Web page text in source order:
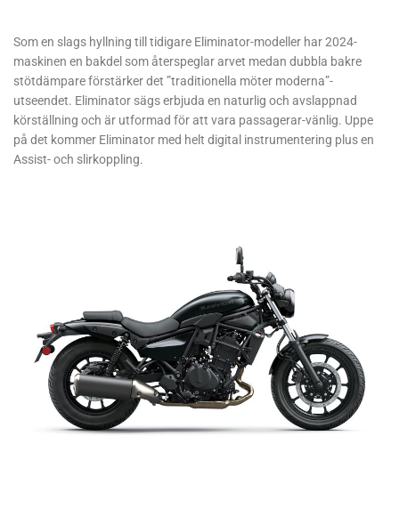
Som en slags hyllning till tidigare Eliminator-modeller har 2024-
maskinen en bakdel som återspeglar arvet medan dubbla bakre
stötdämpare förstärker det ”traditionella möter moderna”-
utseendet. Eliminator sägs erbjuda en naturlig och avslappnad
körställning och är utformad för att vara passagerar-vänlig. Uppe
på det kommer Eliminator med helt digital instrumentering plus en
Assist- och slirkoppling.